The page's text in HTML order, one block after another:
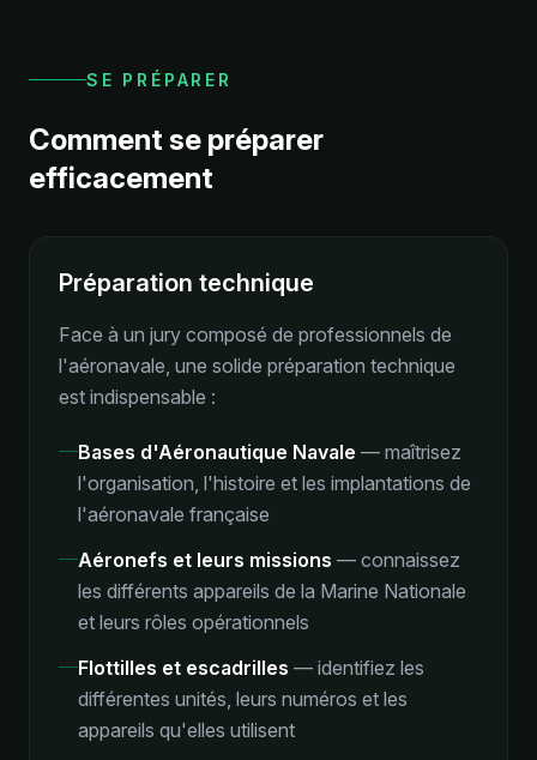
SE PRÉPARER
Comment se préparer
efficacement
Préparation technique
Face à un jury composé de professionnels de
l'aéronavale, une solide préparation technique
est indispensable :
Bases d'Aéronautique Navale — maîtrisez
l'organisation, l'histoire et les implantations de
l'aéronavale française
Aéronefs et leurs missions — connaissez
les différents appareils de la Marine Nationale
et leurs rôles opérationnels
Flottilles et escadrilles — identifiez les
différentes unités, leurs numéros et les
appareils qu'elles utilisent